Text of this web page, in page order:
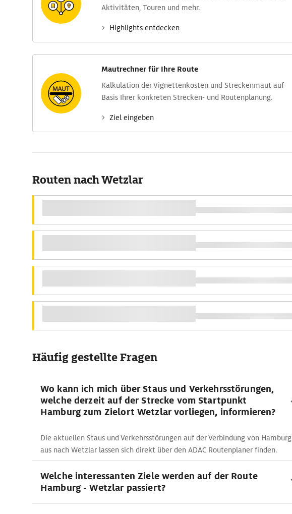
Aktivitäten, Touren und mehr.
Highlights entdecken
Mautrechner für Ihre Route
Kalkulation der Vignettenkosten und Streckenmaut auf
Basis Ihrer konkreten Strecken- und Routenplanung.
Ziel eingeben
Routen nach Wetzlar
Häufig gestellte Fragen
Wo kann ich mich über Staus und Verkehrsstörungen,
welche derzeit auf der Strecke vom Startpunkt
Hamburg zum Zielort Wetzlar vorliegen, informieren?
Die aktuellen Staus und Verkehrsstörungen auf der Verbindung von Hamburg
aus nach Wetzlar lassen sich direkt über den ADAC Routenplaner finden.
Welche interessanten Ziele werden auf der Route
Hamburg - Wetzlar passiert?